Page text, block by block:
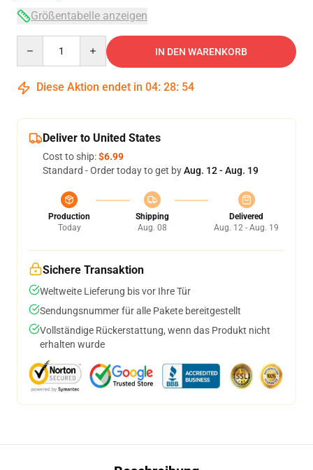
Größentabelle anzeigen
IN DEN WARENKORB
Diese Aktion endet in 04: 28: 54
Deliver to United States
Cost to ship:$6.99
Standard - Order today to get byAug. 12 - Aug. 19
Production
Today
Shipping
Aug. 08
Delivered
Aug. 12 - Aug. 19
Sichere Transaktion
Weltweite Lieferung bis vor Ihre Tür
Sendungsnummer für alle Pakete bereitgestellt
Vollständige Rückerstattung, wenn das Produkt nicht
erhalten wurde